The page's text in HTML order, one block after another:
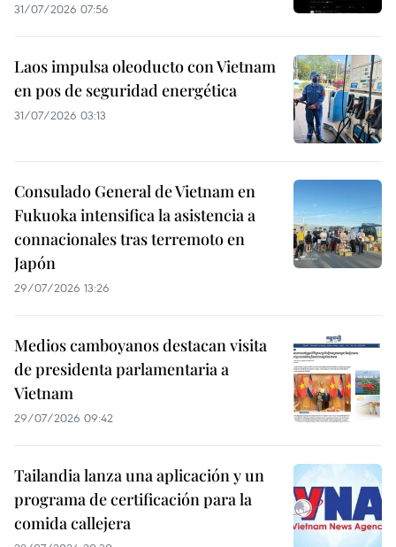
31/07/2026 07:56
Laos impulsa oleoducto con Vietnam
en pos de seguridad energética
31/07/2026 03:13
Consulado General de Vietnam en
Fukuoka intensifica la asistencia a
connacionales tras terremoto en
Japón
29/07/2026 13:26
Medios camboyanos destacan visita
de presidenta parlamentaria a
Vietnam
29/07/2026 09:42
Tailandia lanza una aplicación y un
programa de certificación para la
comida callejera